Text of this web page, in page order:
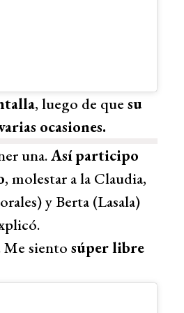
, luego de que su
ocasiones.
una.Así participo
, molestar a la Claudia,
y Berta (Lasala)
Me siento súper libre